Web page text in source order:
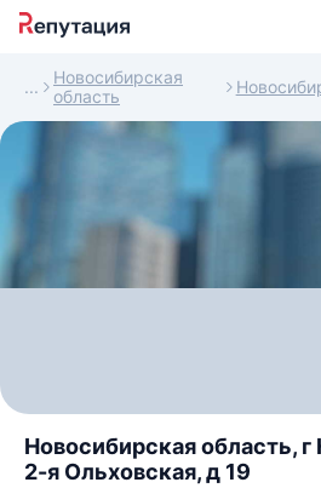
Новосибирская
область
Новосибирская область,
2-я Ольховская, д 19